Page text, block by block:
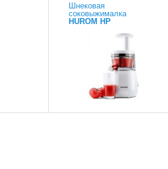
Шнековая
соковыжималка
HUROM HP